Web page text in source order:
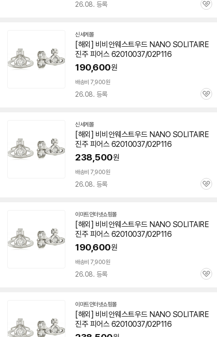
26.08. 등록
관
신세계몰
[해외] 비비안웨스트우드 NANO SOLITAIRE
진주 피어스 62010037/02P116
190,600원
배송비 7,900원
26.08. 등록
관
신세계몰
[해외] 비비안웨스트우드 NANO SOLITAIRE
진주 피어스 62010037/02P116
238,500원
배송비 7,900원
26.08. 등록
관
이마트인터넷쇼핑몰
[해외] 비비안웨스트우드 NANO SOLITAIRE
진주 피어스 62010037/02P116
190,600원
배송비 7,900원
26.08. 등록
관
이마트인터넷쇼핑몰
[해외] 비비안웨스트우드 NANO SOLITAIRE
진주 피어스 62010037/02P116